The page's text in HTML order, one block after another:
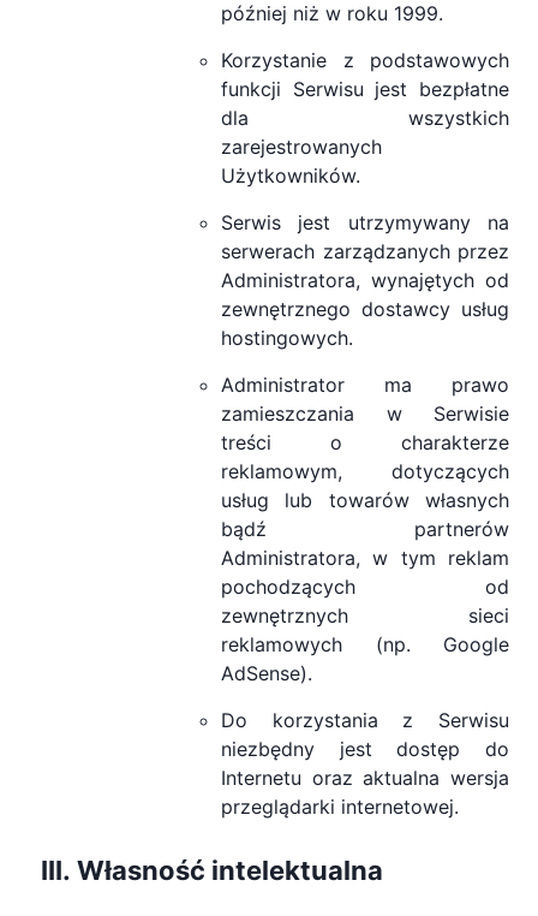
później niż w roku 1999.
Korzystanie z podstawowych
funkcji Serwisu jest bezpłatne
dla wszystkich
zarejestrowanych
Użytkowników.
Serwis jest utrzymywany na
serwerach zarządzanych przez
Administratora, wynajętych od
zewnętrznego dostawcy usług
hostingowych.
Administrator ma prawo
zamieszczania w Serwisie
treści o charakterze
reklamowym, dotyczących
usług lub towarów własnych
bądź partnerów
Administratora, w tym reklam
pochodzących od
zewnętrznych sieci
reklamowych (np. Google
AdSense).
Do korzystania z Serwisu
niezbędny jest dostęp do
Internetu oraz aktualna wersja
przeglądarki internetowej.
Własność intelektualna